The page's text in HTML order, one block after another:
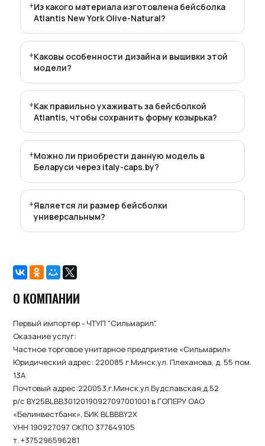
Из какого материала изготовлена бейсболка
Atlantis New York Olive-Natural?
Каковы особенности дизайна и вышивки этой
модели?
Как правильно ухаживать за бейсболкой
Atlantis, чтобы сохранить форму козырька?
Можно ли приобрести данную модель в
Беларуси через italy-caps.by?
Является ли размер бейсболки
универсальным?
О КОМПАНИИ
Первый импортер - ЧТУП "Сильмарил".
Оказание услуг:
Частное торговое унитарное предприятие «Сильмарил»
Юридический адрес: 220085 г.Минск,ул. Плеханова, д. 55 пом.
13А
Почтовый адрес:220053,г.Минск,ул.Будславская,д.52
р/с BY25BLBB30120190927097001001 в ГОПЕРУ ОАО
«Белинвестбанк», БИК BLBBBY2X
УНН 190927097 ОКПО 377649105
т. +375296596281